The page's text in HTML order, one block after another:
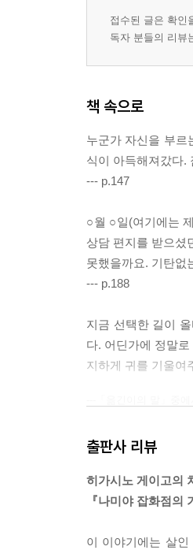
접수된 글은 확인
독자 분들의 리뷰
책 속으로
누군가 자신을 부르
식이 아득해져갔다.
--- p.147
○월 ○일(여기에는
상담 편지를 받으셨
못했을까요. 기탄없
--- p.188
지금 선택한 길이
다. 어딘가에 정말
지하게 귀를 기울여
출판사 리뷰
히가시노 게이고의
『나미야 잡화점의
이 이야기에는 살